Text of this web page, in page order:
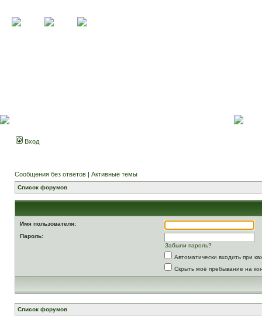
Вход
Сообщения без ответов | Активные темы
Список форумов
Имя пользователя:
Пароль:
Забыли пароль?
Автоматически входить при
Скрыть моё пребывание на
Список форумов